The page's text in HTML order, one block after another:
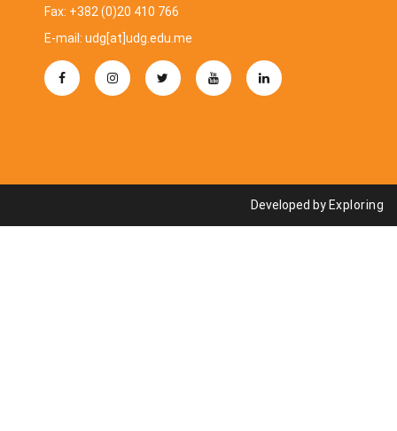
Fax: +382 (0)20 410 766
E-mail: udg[at]udg.edu.me
Developed by Exploring